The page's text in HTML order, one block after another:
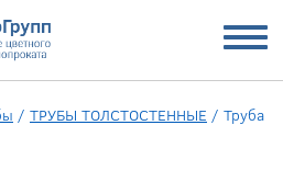
/ ТРУБЫ ТОЛСТОСТЕННЫЕ / Труба